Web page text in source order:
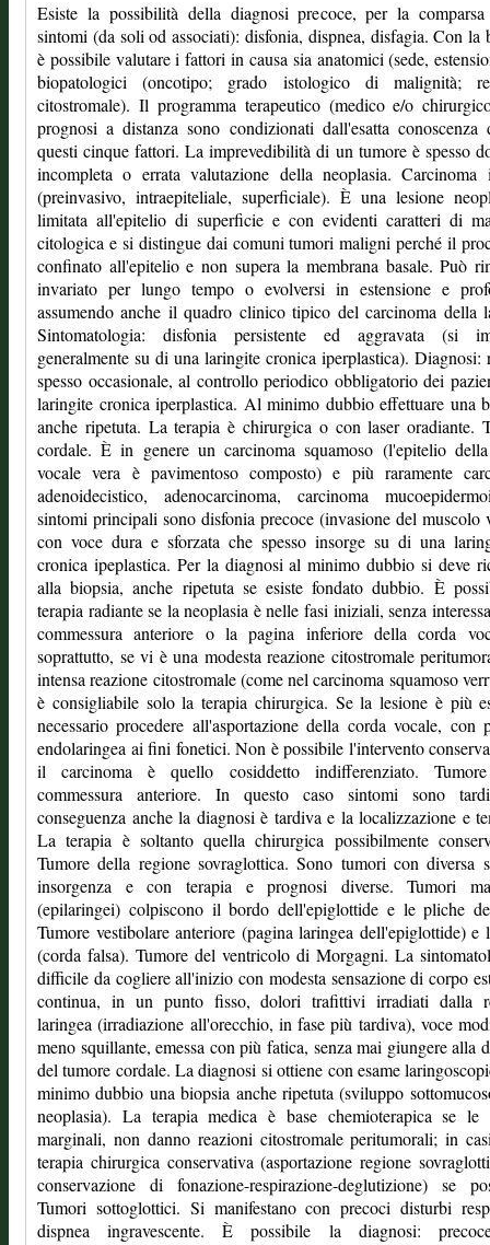
Esiste la possibilità della diagnosi precoce, per la
sintomi (da soli od associati): disfonia, dispnea, disfagia. Con la
è possibile valutare i fattori in causa sia anatomici (sede,
biopatologici (oncotipo; grado istologico di malignità;
citostromale). Il programma terapeutico (medico e/o
prognosi a distanza sono condizionati dall'esatta
questi cinque fattori. La imprevedibilità di un tumore è spesso
incompleta o errata valutazione della neoplasia.
(preinvasivo, intraepiteliale, superficiale). È una lesione
limitata all'epitelio di superficie e con evidenti caratteri di
citologica e si distingue dai comuni tumori maligni perché il
confinato all'epitelio e non supera la membrana basale. Può
invariato per lungo tempo o evolversi in estensione e
assumendo anche il quadro clinico tipico del carcinoma della
Sintomatologia: disfonia persistente ed aggravata (si
generalmente su di una laringite cronica iperplastica). Diagnosi:
spesso occasionale, al controllo periodico obbligatorio dei
laringite cronica iperplastica. Al minimo dubbio effettuare una
anche ripetuta. La terapia è chirurgica o con laser oradiante.
cordale. È in genere un carcinoma squamoso (l'epitelio
vocale vera è pavimentoso composto) e più raramente
adenoidecistico, adenocarcinoma, carcinoma
sintomi principali sono disfonia precoce (invasione del muscolo
con voce dura e sforzata che spesso insorge su di una
cronica ipeplastica. Per la diagnosi al minimo dubbio si deve
alla biopsia, anche ripetuta se esiste fondato dubbio. È
terapia radiante se la neoplasia è nelle fasi iniziali, senza
commessura anteriore o la pagina inferiore della corda
soprattutto, se vi è una modesta reazione citostromale
intensa reazione citostromale (come nel carcinoma squamoso
è consigliabile solo la terapia chirurgica. Se la lesione è più
necessario procedere all'asportazione della corda vocale, con
endolaringea ai fini fonetici. Non è possibile l'intervento
il carcinoma è quello cosiddetto indifferenziato.
commessura anteriore. In questo caso sintomi sono
conseguenza anche la diagnosi è tardiva e la localizzazione e
La terapia è soltanto quella chirurgica possibilmente
Tumore della regione sovraglottica. Sono tumori con diversa
insorgenza e con terapia e prognosi diverse. Tumori
(epilaringei) colpiscono il bordo dell'epiglottide e le pliche
Tumore vestibolare anteriore (pagina laringea dell'epiglottide) e
(corda falsa). Tumore del ventricolo di Morgagni. La
difficile da cogliere all'inizio con modesta sensazione di corpo
continua, in un punto fisso, dolori trafittivi irradiati dalla
laringea (irradiazione all'orecchio, in fase più tardiva), voce
meno squillante, emessa con più fatica, senza mai giungere alla
del tumore cordale. La diagnosi si ottiene con esame
minimo dubbio una biopsia anche ripetuta (sviluppo
neoplasia). La terapia medica è base chemioterapica se le
marginali, non danno reazioni citostromale peritumorali; in
terapia chirurgica conservativa (asportazione regione
conservazione di fonazione-respirazione-deglutizione) se
Tumori sottoglottici. Si manifestano con precoci disturbi
dispnea ingravescente. È possibile la diagnosi: